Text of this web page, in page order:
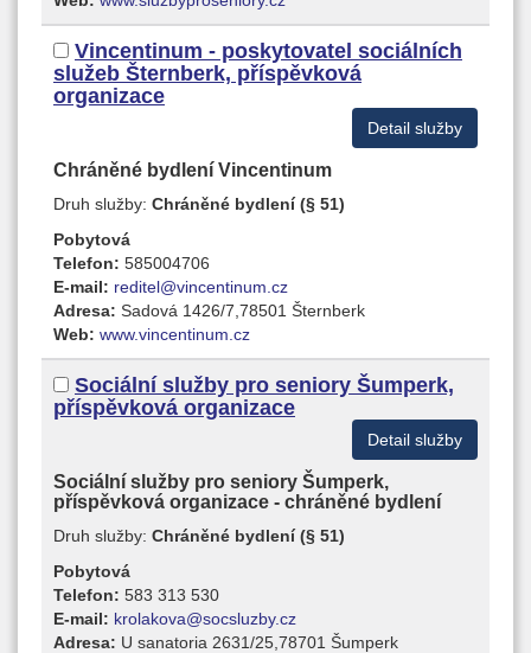
Vincentinum - poskytovatel sociálních
služeb Šternberk, příspěvková
organizace
Detail služby
Chráněné bydlení Vincentinum
Druh služby: Chráněné bydlení (§ 51)
Pobytová
Telefon: 585004706
E-mail: reditel@vincentinum.cz
Adresa: Sadová 1426/7,78501 Šternberk
Web: www.vincentinum.cz
Sociální služby pro seniory Šumperk,
příspěvková organizace
Detail služby
Sociální služby pro seniory Šumperk,
příspěvková organizace - chráněné bydlení
Druh služby: Chráněné bydlení (§ 51)
Pobytová
Telefon: 583 313 530
E-mail: krolakova@socsluzby.cz
Adresa: U sanatoria 2631/25,78701 Šumperk